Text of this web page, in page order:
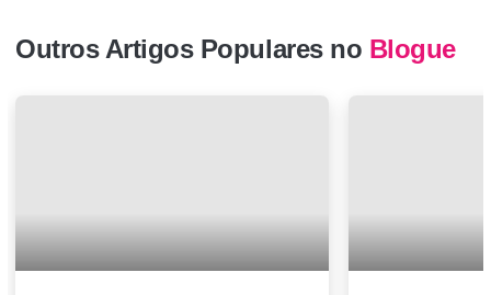
Outros Artigos Populares no Blogue